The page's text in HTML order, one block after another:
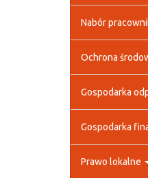
Nabór
Ochrona
Gospodarka
Gospodarka
Prawo lokalne